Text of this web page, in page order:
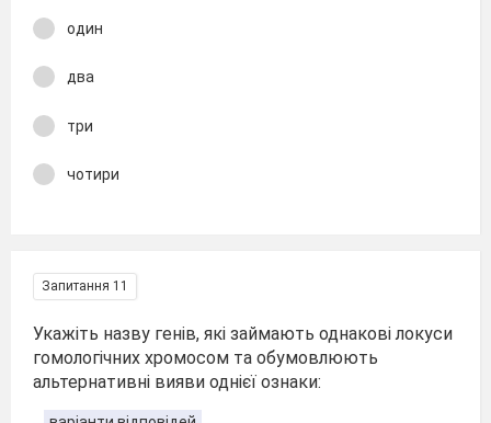
один
два
три
чотири
Запитання 11
Укажіть назву генів, які займають однакові локуси
гомологічних хромосом та обумовлюють
альтернативні вияви однієї ознаки: